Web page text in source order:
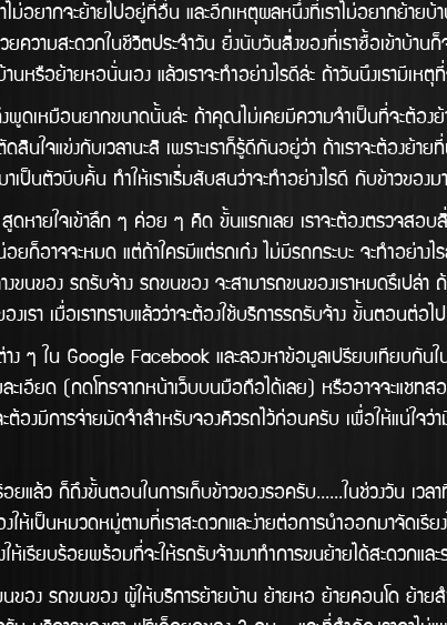
ยากจะย้ายไปอยู่ที่อื่น และอีกเหตุผลหนึ่งที่เราไม่อยากย้าย
ยความสะดวกในชีวิตประจำวัน ยิ่งนับวันสิ่งของที่เราซื้อเข้าบ้
หรือย้ายหอนั่นเอง แล้วเราจะทำอย่างไรดีล้่ะ ถ้าวันนึงเรามีเหตุ
นยากขนาดนั้นล่ะ ถ้าคุณไม่เคยมีความจำเป็นที่จะต้องย้า
นใจแข่งกับเวลานะสิ เพราะเราก็รู้ดีกันอยู่ว่า ถ้าเราจะต้องย้
ามาเป็นตัวบีบคั้น ทำให้เราเริ่มสับสนว่าจะทำอย่างไรดี กับข้าวขอ
เข้าลึก ๆ ค่อย ๆ คิด ขั้นแรกเลย เราจะต้องตรวจสอบสิ่ง
ก็อาจจะหมด แต่ถ้าใครมีแต่รถเก๋ง ไม่มีรถกระบะ จะทำอย่าง
ขนของ รถรับจ้าง รถขนของ จะสามารถขนของเราหมดรึเป
รา เมื่อเราทราบแล้วว่าจะต้องใช้บริการรถรับจ้าง ขั้นตอนต่อไ
Facebook และลองหาข้อมูลเปรียบเทียบกันในแต่ล
ะเอียด (กดโทรจากหน้าเว็บบนมือถือได้เลย) หรืออาจจะแชท
องมีการจ่ายมัดจำสำหรับจองคิวรถไว้ก่อนครับ เพื่อให้แน่ใจ
งขั้นตอนในการเก็บข้าวของรอครับ......ในช่วงวัน เวลาที่เ
ห้เป็นหมวดหมู่ตามที่เราสะดวกและง่ายต่อการนำออกมาจัดเรี
เรียบร้อยพร้อมที่จะให้รถรับจ้างมาทำการขนย้ายได้สะดวกและ
ถขนของ ผู้ให้บริการย้ายบ้าน ย้ายหอ ย้ายคอนโด ย้ายสำ